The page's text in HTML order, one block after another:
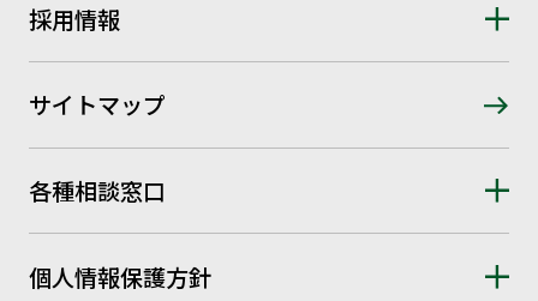
採用情報
サイトマップ
各種相談窓口
個人情報保護方針